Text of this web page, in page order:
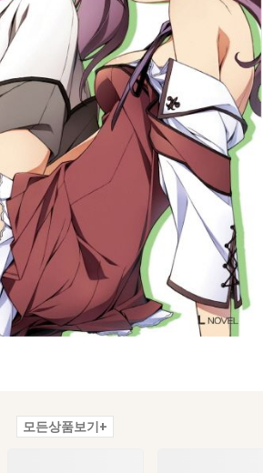
모든상품보기+